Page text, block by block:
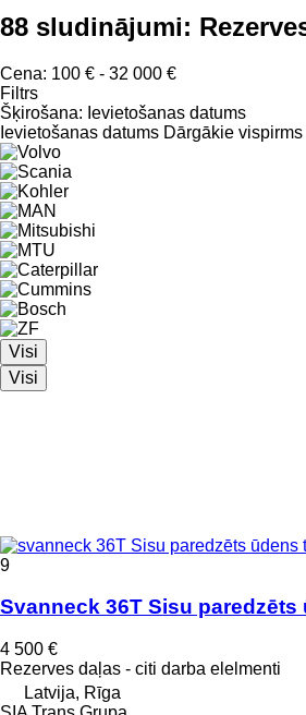
88 sludinājumi:
Cena: 100 € - 32 000 €
Filtrs
Šķirošana: Ievietošanas datums
Ievietošanas datums Dārgākie vispirms
Visi
Visi
9
Svanneck 36T Sisu
4 500 €
Rezerves daļas - citi darba elelmenti
Latvija, Rīga